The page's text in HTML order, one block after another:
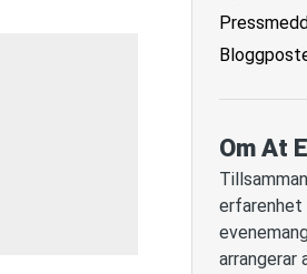
Om At
erfarenhet
arrangerar